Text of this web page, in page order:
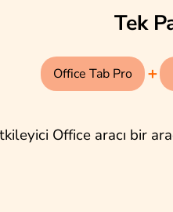
Excel ile entegre
gelişmiş veri analizi
oluşturmanıza olanak